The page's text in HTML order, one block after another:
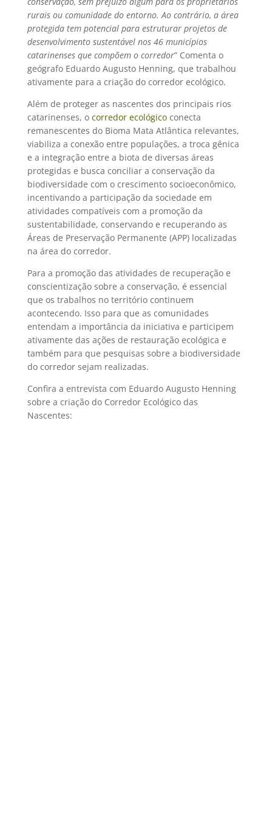
rurais ou comunidade do entorno. Ao contrário, a área
protegida tem potencial para estruturar projetos de
desenvolvimento sustentável nos 46 municípios
catarinenses que compõem o corredor” Comenta o
geógrafo Eduardo Augusto Henning, que trabalhou
ativamente para a criação do corredor ecológico.
Além de proteger as nascentes dos principais rios
catarinenses, o corredor ecológicoconecta
remanescentes do Bioma Mata Atlântica relevantes,
viabiliza a conexão entre populações, a troca gênica
e a integração entre a biota de diversas áreas
protegidas e busca conciliar a conservação da
biodiversidade com o crescimento socioeconômico,
incentivando a participação da sociedade em
atividades compatíveis com a promoção da
sustentabilidade, conservando e recuperando as
Áreas de Preservação Permanente (APP) localizadas
na área do corredor.
Para a promoção das atividades de recuperação e
conscientização sobre a conservação, é essencial
que os trabalhos no território continuem
acontecendo. Isso para que as comunidades
entendam a importância da iniciativa e participem
ativamente das ações de restauração ecológica e
também para que pesquisas sobre a biodiversidade
do corredor sejam realizadas.
Confira a entrevista com Eduardo Augusto Henning
sobre a criação do Corredor Ecológico das
Nascentes: